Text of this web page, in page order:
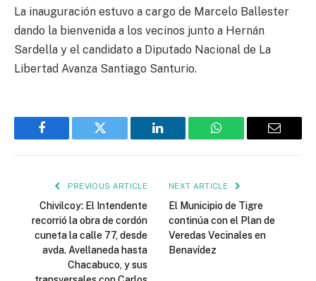
La inauguración estuvo a cargo de Marcelo Ballester
dando la bienvenida a los vecinos junto a Hernán
Sardella y el candidato a Diputado Nacional de La
Libertad Avanza Santiago Santurio.
Facebook Twitter LinkedIn WhatsApp Email
PREVIOUS ARTICLE
Chivilcoy: El Intendente
recorrió la obra de cordón
cuneta la calle 77, desde
avda. Avellaneda hasta
Chacabuco, y sus
NEXT ARTICLE
El Municipio de Tigre
continúa con el Plan de
Veredas Vecinales en
Benavídez